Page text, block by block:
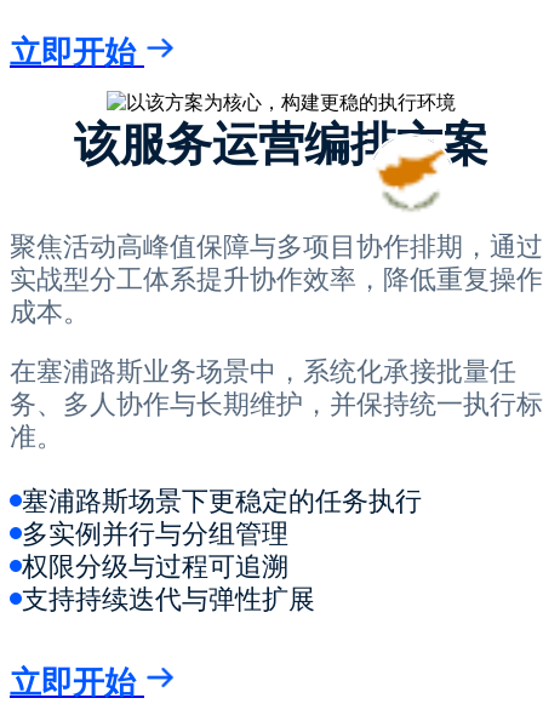
立即开始
该服务运营编排方案
聚焦活动高峰值保障与多项目协作排期，通过
实战型分工体系提升协作效率，降低重复操作
成本。
在塞浦路斯业务场景中，系统化承接批量任
务、多人协作与长期维护，并保持统一执行标
准。
塞浦路斯场景下更稳定的任务执行
多实例并行与分组管理
权限分级与过程可追溯
支持持续迭代与弹性扩展
立即开始